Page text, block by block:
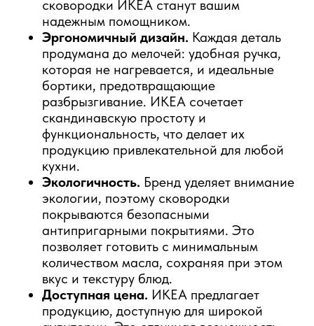
сковородки ИКЕА станут вашим
надежным помощником.
Эргономичный дизайн. Каждая деталь
продумана до мелочей: удобная ручка,
которая не нагревается, и идеальные
бортики, предотвращающие
разбрызгивание. ИКЕА сочетает
скандинавскую простоту и
функциональность, что делает их
продукцию привлекательной для любой
кухни.
Экологичность. Бренд уделяет внимание
экологии, поэтому сковородки
покрываются безопасными
антипригарными покрытиями. Это
позволяет готовить с минимальным
количеством масла, сохраняя при этом
вкус и текстуру блюд.
Доступная цена. ИКЕА предлагает
продукцию, доступную для широкой